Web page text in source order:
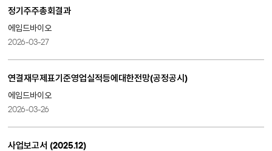
정기주주총회결과
에임드바이오
2026-03-27
연결재무제표기준영업실적등에대한전망(공정공시)
에임드바이오
2026-03-26
사업보고서 (2025.12)